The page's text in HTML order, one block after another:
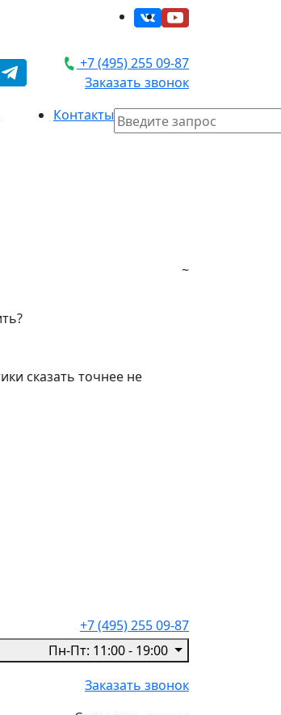
+7 (495) 255 09-87
Заказать звонок
Контакты
~
сказать точнее не
+7 (495) 255 09-87
Пн-Пт: 11:00 - 19:00
Заказать звонок